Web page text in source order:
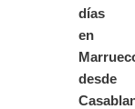
días
en
desde